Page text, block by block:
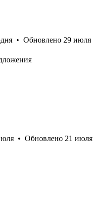
• Обновлено 29 июля
• Обновлено 21 июля